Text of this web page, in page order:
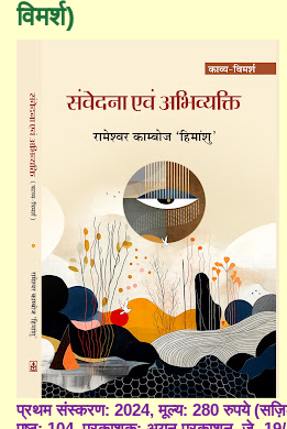
विमर्श)
प्रथम संस्करण: 2024, मूल्य: 280 रुपये